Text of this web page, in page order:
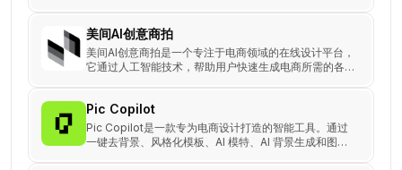
美间AI创意商拍
美间AI创意商拍是一个专注于电商领域的在线设计平台，
它通过人工智能技术，帮助用户快速生成电商所需的各种
Pic Copilot
Pic Copilot是一款专为电商设计打造的智能工具。通过
一键去背景、风格化模板、AI 模特、AI 背景生成和图片